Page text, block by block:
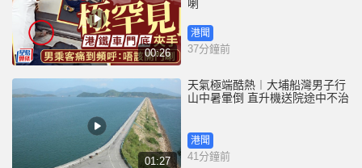
00:26
喇
港聞
37分鐘前
01:27
天氣極端酷熱︱大埔船灣男子行
山中暑暈倒 直升機送院途中不治
港聞
41分鐘前